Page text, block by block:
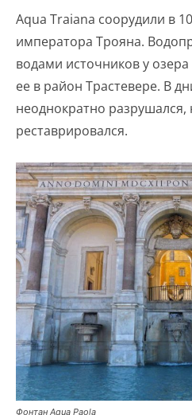
Aqua Traiana соорудили в
императора Трояна.
водами источников у
ее в район Трастевере. В
неоднократно
реставрировался.
Фонтан Aqua Paola